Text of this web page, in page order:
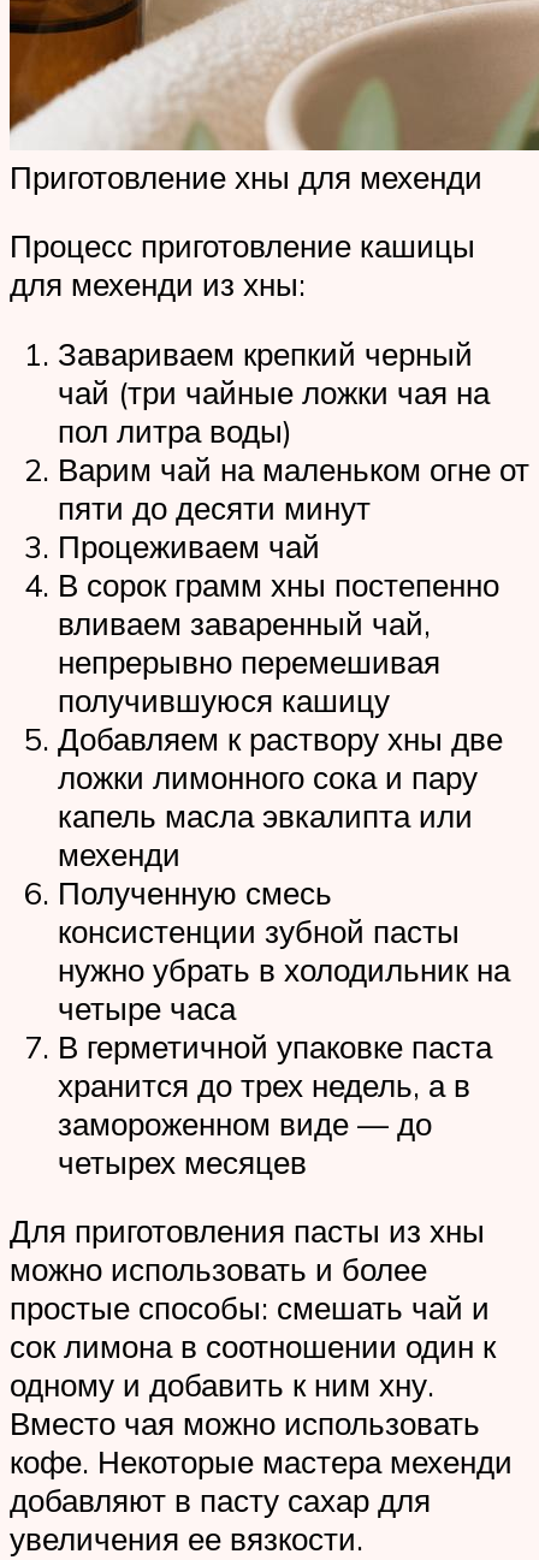
Приготовление хны для мехенди
Процесс приготовление кашицы
для мехенди из хны:
Завариваем крепкий черный
чай (три чайные ложки чая на
пол литра воды)
Варим чай на маленьком огне от
пяти до десяти минут
Процеживаем чай
В сорок грамм хны постепенно
вливаем заваренный чай,
непрерывно перемешивая
получившуюся кашицу
Добавляем к раствору хны две
ложки лимонного сока и пару
капель масла эвкалипта или
мехенди
Полученную смесь
консистенции зубной пасты
нужно убрать в холодильник на
четыре часа
В герметичной упаковке паста
хранится до трех недель, а в
замороженном виде — до
четырех месяцев
Для приготовления пасты из хны
можно использовать и более
простые способы: смешать чай и
сок лимона в соотношении один к
одному и добавить к ним хну.
Вместо чая можно использовать
кофе. Некоторые мастера мехенди
добавляют в пасту сахар для
увеличения ее вязкости.